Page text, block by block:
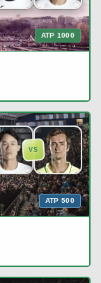
ATP 1000
VS
ATP 500